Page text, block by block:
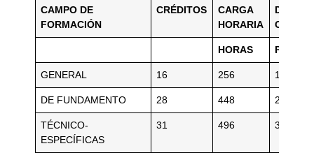
CAMPO DE
FORMACIÓN
CRÉDITOS
CARGA
HORARIA
DE LA
HORAS
GENERAL 16 256 16
DE FUNDAMENTO 28 448 29
TÉCNICO-
ESPECÍFICAS
31 496 32